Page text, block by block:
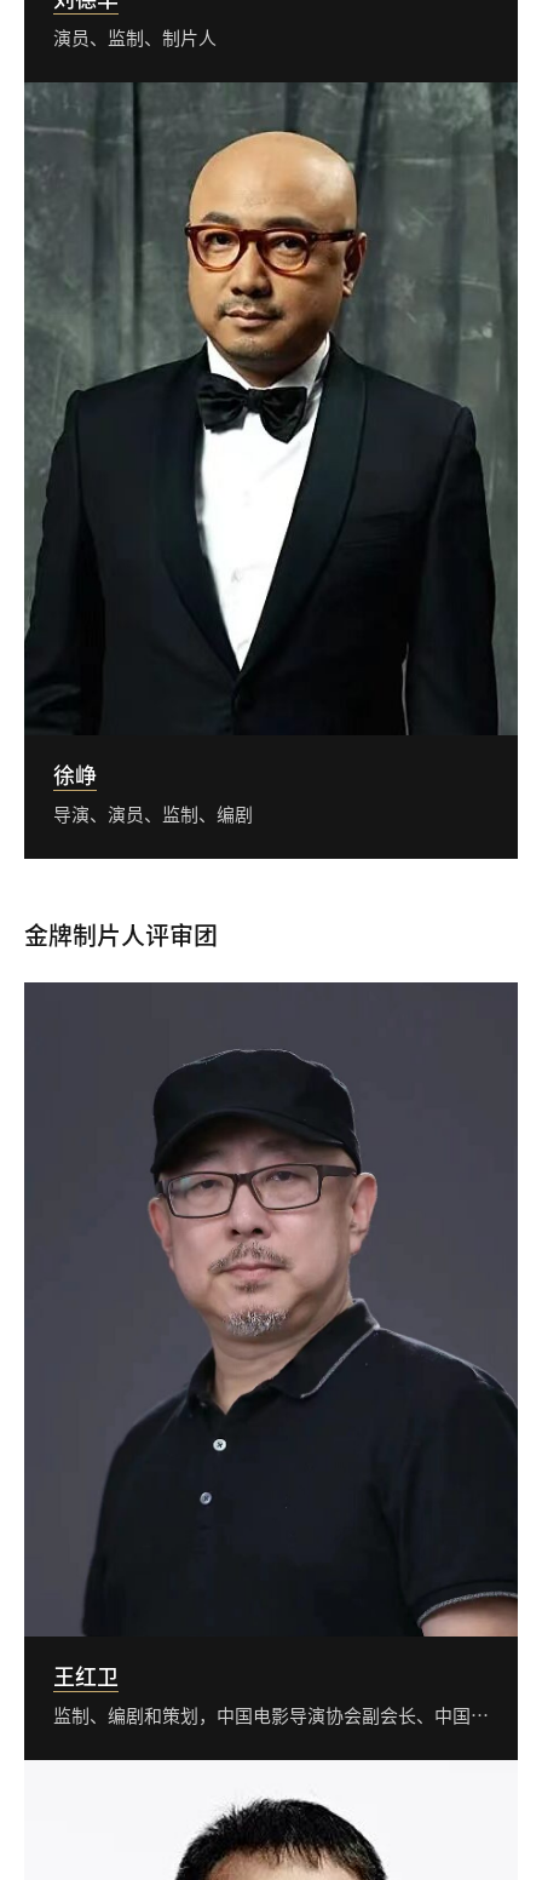
演员、监制、制片人
徐峥
导演、演员、监制、编剧
金牌制片人评审团
王红卫
监制、编剧和策划，中国电影导演协会副会长、中国电影家协会科幻工委会会长、北京电影学院导演系教授